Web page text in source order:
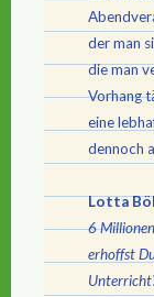
der man
die man
Vorhang
eine
dennoch
Lotta
6
erhoffst